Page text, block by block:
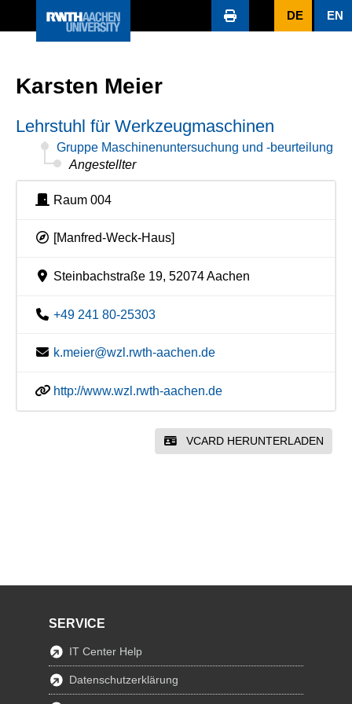
DE EN
Karsten Meier
Lehrstuhl für Werkzeugmaschinen
Gruppe Maschinenuntersuchung und -beurteilung
Angestellter
Raum 004
[Manfred-Weck-Haus]
Steinbachstraße 19, 52074 Aachen
+49 241 80-25303
k.meier@wzl.rwth-aachen.de
http://www.wzl.rwth-aachen.de
VCARD HERUNTERLADEN
SERVICE
IT Center Help
Datenschutzerklärung